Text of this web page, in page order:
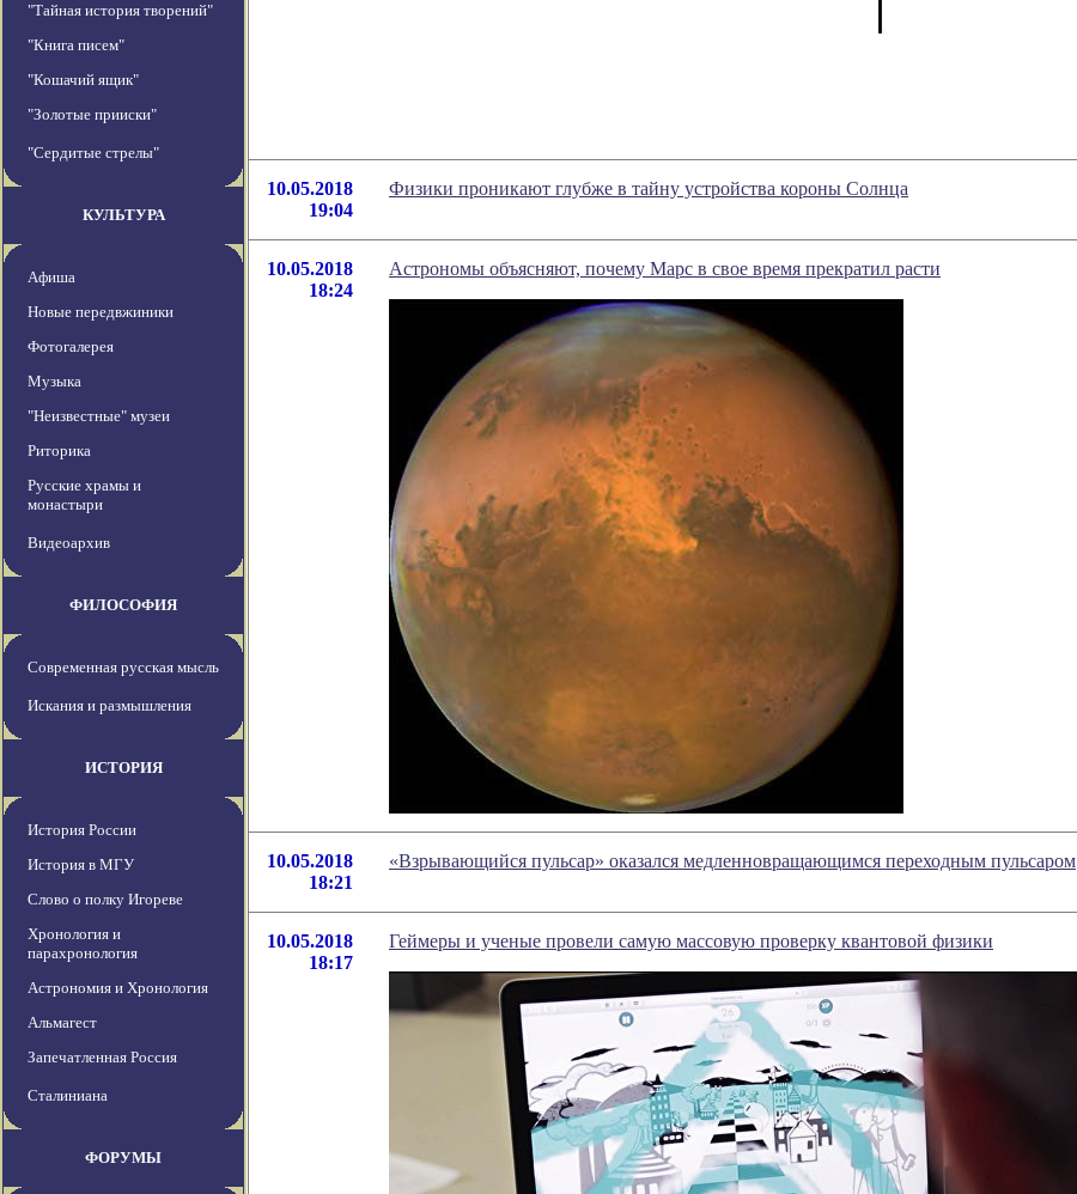
"Тайная история творений"
"Книга писем"
"Кошачий ящик"
"Золотые прииски"
"Сердитые стрелы"
КУЛЬТУРА
Афиша
Новые передвжиники
Фотогалерея
Музыка
"Неизвестные" музеи
Риторика
Русские храмы и
монастыри
Видеоархив
ФИЛОСОФИЯ
Современная русская мысль
Искания и размышления
ИСТОРИЯ
История России
История в МГУ
Слово о полку Игореве
Хронология и
парахронология
Астрономия и Хронология
Альмагест
Запечатленная Россия
Сталиниана
ФОРУМЫ
10.05.2018
19:04
Физики проникают глубже в тайну устройства короны Солнца
10.05.2018
18:24
Астрономы объясняют, почему Марс в свое время прекратил расти
10.05.2018
18:21
«Взрывающийся пульсар» оказался медленновращающимся переходным пульсаром
10.05.2018
18:17
Геймеры и ученые провели самую массовую проверку квантовой физики